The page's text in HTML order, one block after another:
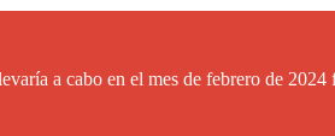
a cabo en el mes de febrero de